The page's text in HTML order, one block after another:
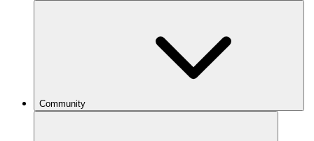
Community